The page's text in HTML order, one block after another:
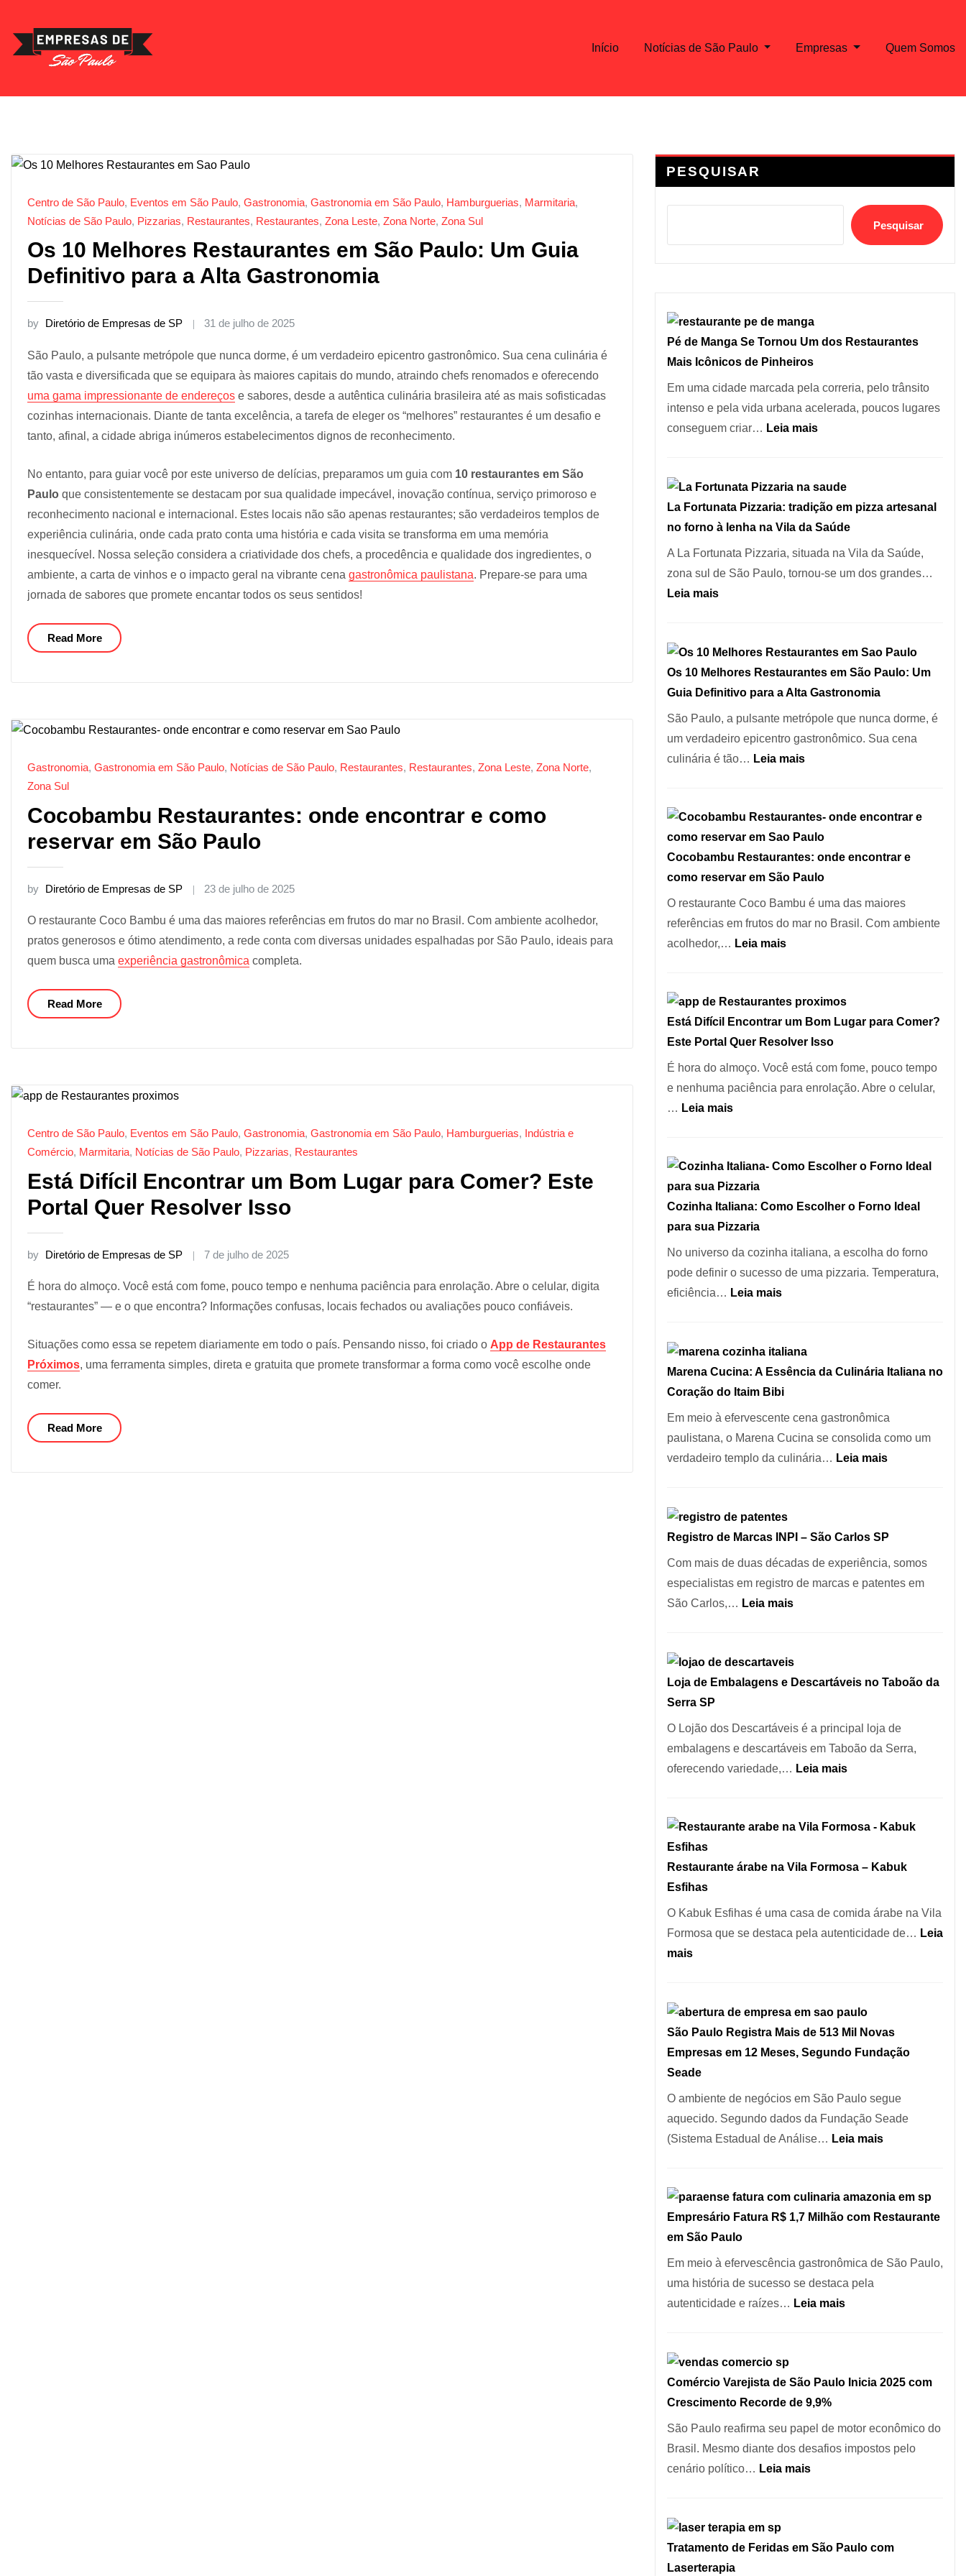
content
Início Notícias de São Paulo Empresas Quem Somos
Centro de São Paulo, Eventos em São Paulo, Gastronomia, Gastronomia em São Paulo, Hamburguerias, Marmitaria,
Notícias de São Paulo, Pizzarias, Restaurantes, Restaurantes, Zona Leste, Zona Norte, Zona Sul
Os 10 Melhores Restaurantes em São Paulo: Um Guia
Definitivo para a Alta Gastronomia
by Diretório de Empresas de SP 31 de julho de 2025
São Paulo, a pulsante metrópole que nunca dorme, é um verdadeiro epicentro gastronômico. Sua cena culinária é
tão vasta e diversificada que se equipara às maiores capitais do mundo, atraindo chefs renomados e oferecendo
uma gama impressionante de endereços e sabores, desde a autêntica culinária brasileira até as mais sofisticadas
cozinhas internacionais. Diante de tanta excelência, a tarefa de eleger os “melhores” restaurantes é um desafio e
tanto, afinal, a cidade abriga inúmeros estabelecimentos dignos de reconhecimento.
No entanto, para guiar você por este universo de delícias, preparamos um guia com 10 restaurantes em São
Paulo que consistentemente se destacam por sua qualidade impecável, inovação contínua, serviço primoroso e
reconhecimento nacional e internacional. Estes locais não são apenas restaurantes; são verdadeiros templos de
experiência culinária, onde cada prato conta uma história e cada visita se transforma em uma memória
inesquecível. Nossa seleção considera a criatividade dos chefs, a procedência e qualidade dos ingredientes, o
ambiente, a carta de vinhos e o impacto geral na vibrante cena gastronômica paulistana. Prepare-se para uma
jornada de sabores que promete encantar todos os seus sentidos!
Read More
Gastronomia, Gastronomia em São Paulo, Notícias de São Paulo, Restaurantes, Restaurantes, Zona Leste, Zona Norte,
Zona Sul
Cocobambu Restaurantes: onde encontrar e como
reservar em São Paulo
by Diretório de Empresas de SP 23 de julho de 2025
O restaurante Coco Bambu é uma das maiores referências em frutos do mar no Brasil. Com ambiente acolhedor,
pratos generosos e ótimo atendimento, a rede conta com diversas unidades espalhadas por São Paulo, ideais para
quem busca uma experiência gastronômica completa.
Read More
Centro de São Paulo, Eventos em São Paulo, Gastronomia, Gastronomia em São Paulo, Hamburguerias, Indústria e
Comércio, Marmitaria, Notícias de São Paulo, Pizzarias, Restaurantes
Está Difícil Encontrar um Bom Lugar para Comer? Este
Portal Quer Resolver Isso
by Diretório de Empresas de SP 7 de julho de 2025
É hora do almoço. Você está com fome, pouco tempo e nenhuma paciência para enrolação. Abre o celular, digita
“restaurantes” — e o que encontra? Informações confusas, locais fechados ou avaliações pouco confiáveis.
Situações como essa se repetem diariamente em todo o país. Pensando nisso, foi criado o App de Restaurantes
Próximos, uma ferramenta simples, direta e gratuita que promete transformar a forma como você escolhe onde
comer.
Read More
PESQUISAR
Pesquisar
Pé de Manga Se Tornou Um dos Restaurantes
Mais Icônicos de Pinheiros
Em uma cidade marcada pela correria, pelo trânsito
intenso e pela vida urbana acelerada, poucos lugares
conseguem criar… Leia mais:
Manga
Se
Tornou
Um
dos
de
Pinheiros
La Fortunata Pizzaria: tradição em pizza artesanal
no forno à lenha na Vila da Saúde
A La Fortunata Pizzaria, situada na Vila da Saúde,
zona sul de São Paulo, tornou-se um dos grandes…
Leia mais:
Pizzaria:
tradição
em
pizza
artesanal
no
lenha
na
Vila
da
Os 10 Melhores Restaurantes em São Paulo: Um
Guia Definitivo para a Alta Gastronomia
São Paulo, a pulsante metrópole que nunca dorme, é
um verdadeiro epicentro gastronômico. Sua cena
culinária é tão… Leia mais:
Melhores
Restaurantes
em
São
Paulo:
Um
a
Alta
Gastronomia
Cocobambu Restaurantes: onde encontrar e
como reservar em São Paulo
O restaurante Coco Bambu é uma das maiores
referências em frutos do mar no Brasil. Com ambiente
acolhedor,… Leia mais:
onde
encontrar
e
como
reservar
Está Difícil Encontrar um Bom Lugar para Comer?
Este Portal Quer Resolver Isso
É hora do almoço. Você está com fome, pouco tempo
e nenhuma paciência para enrolação. Abre o celular,
… Leia mais:
Encontrar
um
Bom
Lugar
para
Comer?
Este
Resolver
Isso
Cozinha Italiana: Como Escolher o Forno Ideal
para sua Pizzaria
No universo da cozinha italiana, a escolha do forno
pode definir o sucesso de uma pizzaria. Temperatura,
eficiência… Leia mais:
Como
Escolher
o
Forno
Ideal
para
Marena Cucina: A Essência da Culinária Italiana no
Coração do Itaim Bibi
Em meio à efervescente cena gastronômica
paulistana, o Marena Cucina se consolida como um
verdadeiro templo da culinária… Leia mais:
Essência
da
Culinária
Itaim
Registro de Marcas INPI – São Carlos SP
Com mais de duas décadas de experiência, somos
especialistas em registro de marcas e patentes em
São Carlos,… Leia mais:
Marcas
INPI
São
Carlos
SP
Loja de Embalagens e Descartáveis no Taboão da
Serra SP
O Lojão dos Descartáveis é a principal loja de
embalagens e descartáveis em Taboão da Serra,
oferecendo variedade,… Leia mais:
Embalagens
Descartáveis
Taboão
da
Restaurante árabe na Vila Formosa – Kabuk
Esfihas
O Kabuk Esfihas é uma casa de comida árabe na Vila
Formosa que se destaca pela autenticidade de… Leia
mais:
na
Vila
Formosa
–
Kabuk
Esfihas
São Paulo Registra Mais de 513 Mil Novas
Empresas em 12 Meses, Segundo Fundação
Seade
O ambiente de negócios em São Paulo segue
aquecido. Segundo dados da Fundação Seade
(Sistema Estadual de Análise… Leia mais:
Registra
Mais
513
Meses,
Empresário Fatura R$ 1,7 Milhão com Restaurante
em São Paulo
Em meio à efervescência gastronômica de São Paulo,
uma história de sucesso se destaca pela
autenticidade e raízes… Leia mais:
1,7
com
Restaurante
Comércio Varejista de São Paulo Inicia 2025 com
Crescimento Recorde de 9,9%
São Paulo reafirma seu papel de motor econômico do
Brasil. Mesmo diante dos desafios impostos pelo
cenário político… Leia mais:
São
Tratamento de Feridas em São Paulo com
Laserterapia